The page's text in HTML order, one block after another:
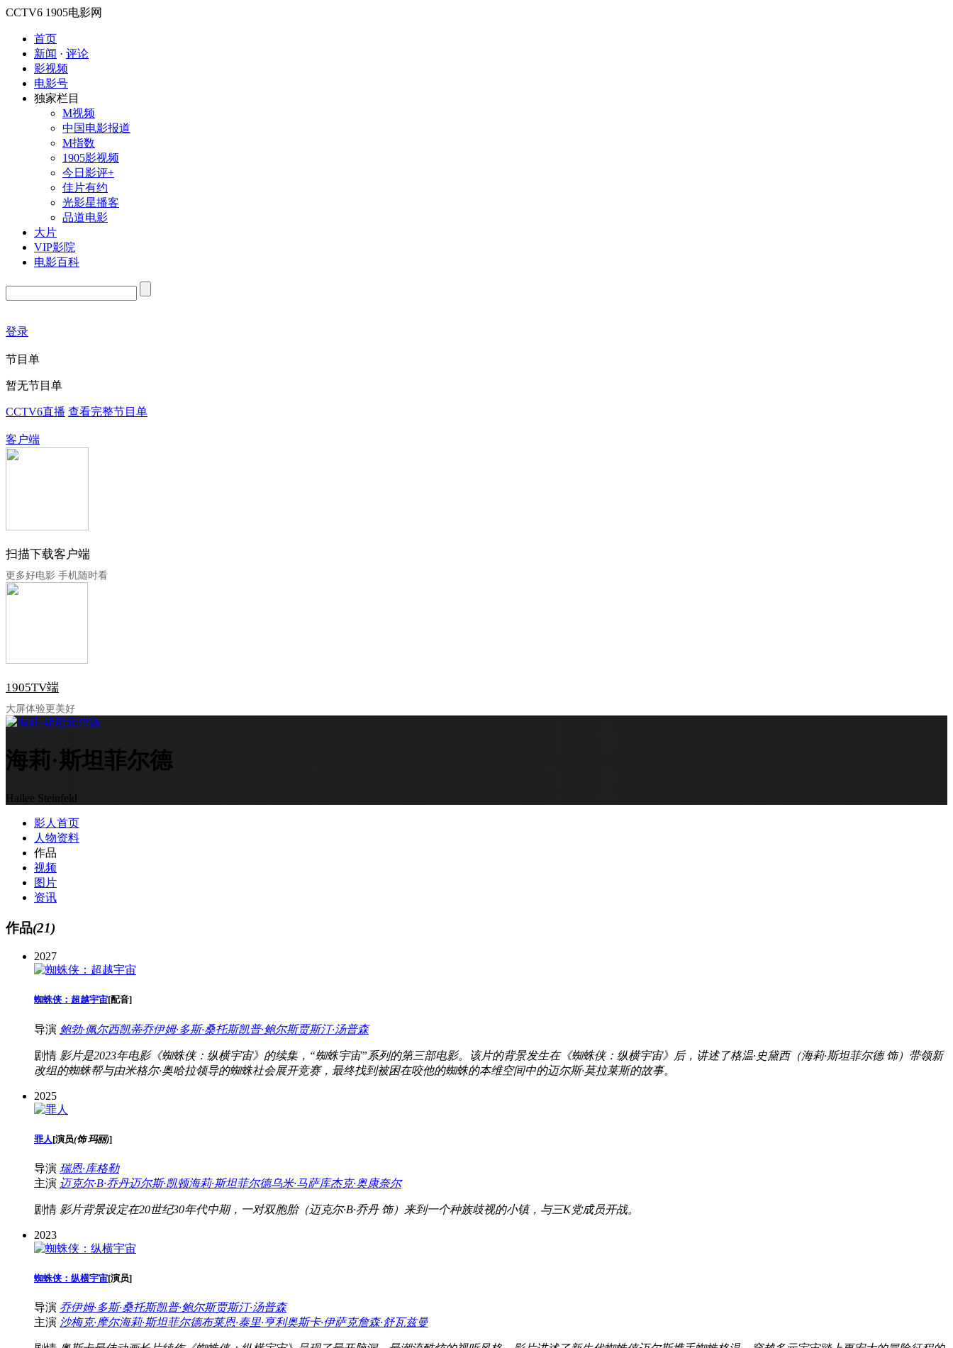
CCTV6 1905电影网
首页
新闻 · 评论
影视频
电影号
独家栏目
M视频
中国电影报道
M指数
1905影视频
今日影评+
佳片有约
光影星播客
品道电影
大片
VIP影院
电影百科
登录
节目单
暂无节目单
CCTV6直播 查看完整节目单
客户端
扫描下载客户端
更多好电影 手机随时看
1905TV端
大屏体验更美好
海莉·斯坦菲尔德
Hailee Steinfeld
影人首页
人物资料
作品
视频
图片
资讯
作品(21)
2027
蜘蛛侠：超越宇宙[配音]
导演 鲍勃·佩尔西凯蒂乔伊姆·多斯·桑托斯凯普·鲍尔斯贾斯汀·汤普森
剧情 影片是2023年电影《蜘蛛侠：纵横宇宙》的续集，“蜘蛛宇宙”系列的第三部电影。该片的背景发生在《蜘蛛侠：纵横宇宙》后，讲述了格温·史黛西（海莉·斯坦菲尔德 饰）带领新
改组的蜘蛛帮与由米格尔·奥哈拉领导的蜘蛛社会展开竞赛，最终找到被困在咬他的蜘蛛的本维空间中的迈尔斯·莫拉莱斯的故事。
2025
罪人 [演员(饰 玛丽)]
导演 瑞恩·库格勒
主演 迈克尔·B·乔丹迈尔斯·凯顿海莉·斯坦菲尔德乌米·马萨库杰克·奥康奈尔
剧情 影片背景设定在20世纪30年代中期，一对双胞胎（迈克尔·B·乔丹 饰）来到一个种族歧视的小镇，与三K党成员开战。
2023
蜘蛛侠：纵横宇宙[演员]
导演 乔伊姆·多斯·桑托斯凯普·鲍尔斯贾斯汀·汤普森
主演 沙梅克·摩尔海莉·斯坦菲尔德布莱恩·泰里·亨利奥斯卡·伊萨克詹森·舒瓦兹曼